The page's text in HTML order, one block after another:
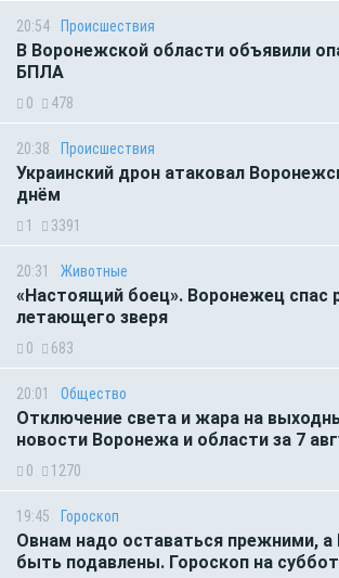
20:54 Происшествия
В Воронежской области объявили
БПЛА
0 478
20:38 Происшествия
Украинский дрон атаковал
днём
1 3391
20:31 Животные
«Настоящий боец». Воронежец спас
летающего зверя
0 683
20:01 Общество
Отключение света и жара на
новости Воронежа и области за 7
0 1270
19:45 Гороскоп
Овнам надо оставаться прежними, а
быть подавлены. Гороскоп на